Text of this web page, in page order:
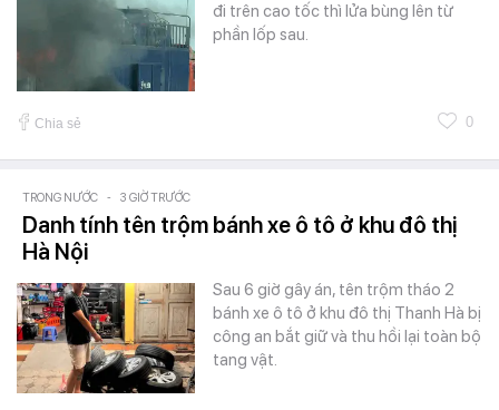
đi trên cao tốc thì lửa bùng lên từ
phần lốp sau.
Chia sẻ 0
TRONG NƯỚC - 3 GIỜ TRƯỚC
Danh tính tên trộm bánh xe ô tô ở khu đô thị
Hà Nội
Sau 6 giờ gây án, tên trộm tháo 2
bánh xe ô tô ở khu đô thị Thanh Hà bị
công an bắt giữ và thu hồi lại toàn bộ
tang vật.